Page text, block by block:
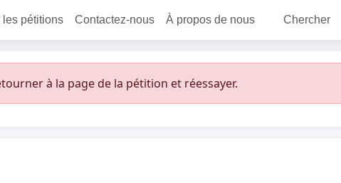
les pétitions Contactez-nous À propos de nous Chercher
à la page de la pétition et réessayer.